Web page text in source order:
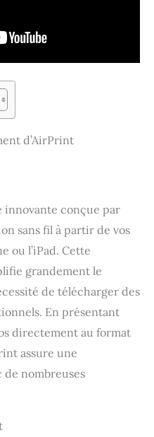
d’AirPrint
conçue par
sans fil à partir de vos
ou l’iPad. Cette
grandement le
de télécharger des
En présentant
directement au format
assure une
de nombreuses